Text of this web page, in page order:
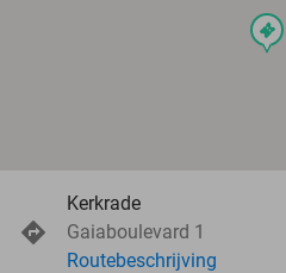
events
Kerkrade
Gaiaboulevard 1
Routebeschrijving